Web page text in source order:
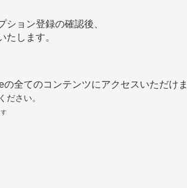
ョン登録の確認後、
たします。
全てのコンテンツにアクセスいただけ
ださい。